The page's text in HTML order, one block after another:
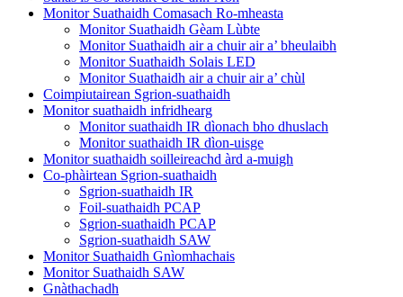
Monitor Suathaidh Comasach Ro-mheasta
Monitor Suathaidh Gèam Lùbte
Monitor Suathaidh air a chuir air a’ bheulaibh
Monitor Suathaidh Solais LED
Monitor Suathaidh air a chuir air a’ chùl
Coimpiutairean Sgrion-suathaidh
Monitor suathaidh infridhearg
Monitor suathaidh IR dìonach bho dhuslach
Monitor suathaidh IR dìon-uisge
Monitor suathaidh soilleireachd àrd a-muigh
Co-phàirtean Sgrion-suathaidh
Sgrion-suathaidh IR
Foil-suathaidh PCAP
Sgrion-suathaidh PCAP
Sgrion-suathaidh SAW
Monitor Suathaidh Gnìomhachais
Monitor Suathaidh SAW
Gnàthachadh